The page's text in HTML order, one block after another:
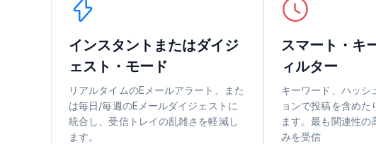
インスタントまたはダイジ
ェスト・モード
リアルタイムのEメールアラート、また
は毎日/毎週のEメールダイジェストに
統合し、受信トレイの乱雑さを軽減し
ます。
スマート・キ
ィルター
キーワード、ハッシ
ョンで投稿を含めた
ます。最も関連性の
みを受信